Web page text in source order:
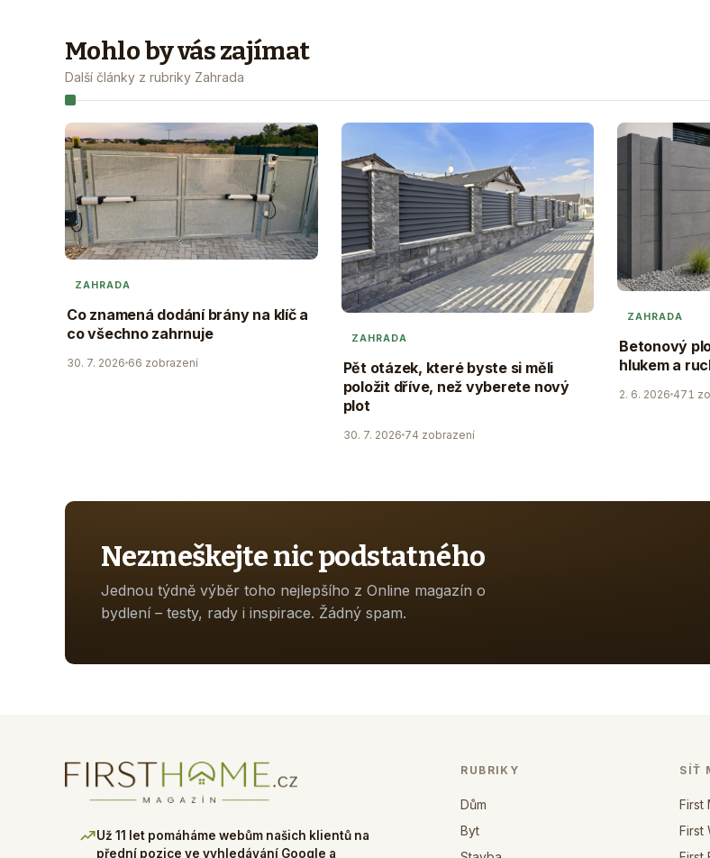
Mohlo by vás zajímat
Další články z rubriky Zahrada
ZAHRADA
Co znamená dodání brány na klíč a
co všechno zahrnuje
30. 7. 2026 66 zobrazení
ZAHRADA
Pět otázek, které byste si měli
položit dříve, než vyberete nový
plot
30. 7. 2026 74 zobrazení
ZAHRADA
Betonový
hlukem a
2. 6. 2026 471
Nezmeškejte nic podstatného
Jednou týdně výběr toho nejlepšího z Online magazín o
bydlení – testy, rady i inspirace. Žádný spam.
Už 11 let pomáháme webům našich klientů na
přední pozice ve vyhledávání Google a
RUBRIKY
Dům
Byt
SÍŤ
First
First